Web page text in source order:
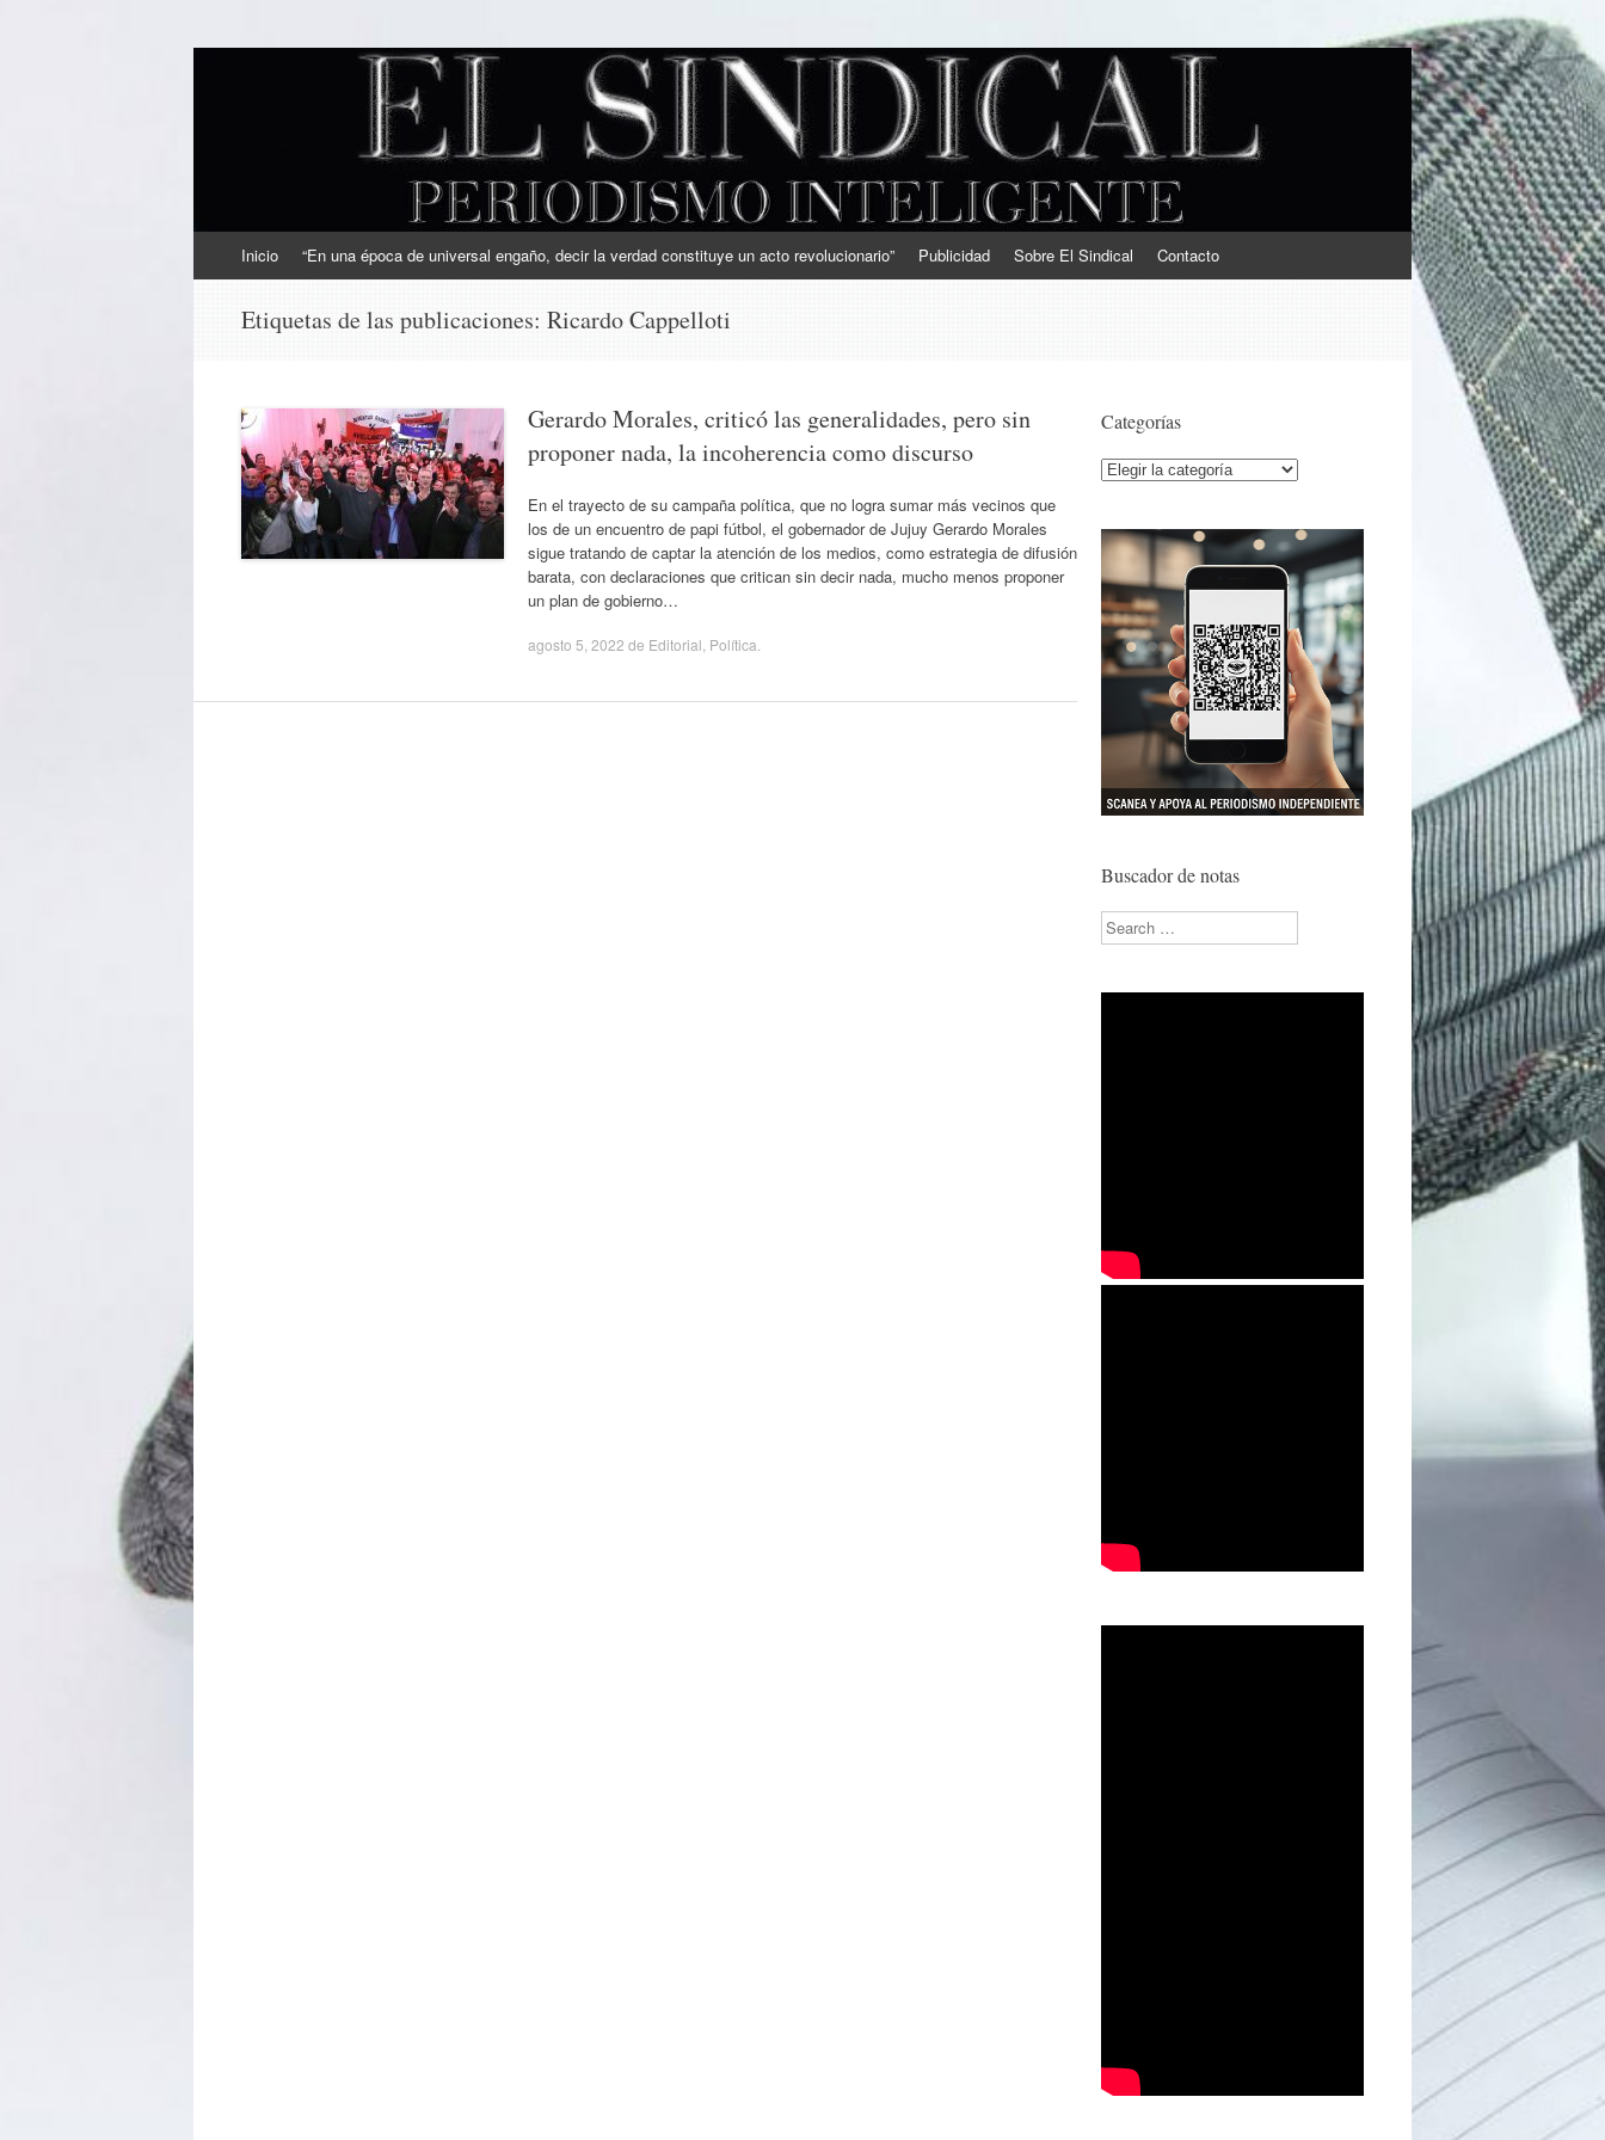
EL SINDICAL
Periodismo Inteligente
al
Inicio “En una época de universal engaño, decir la verdad constituye un acto revolucionario” Publicidad Sobre El Sindical Contacto
Etiquetas de las publicaciones: Ricardo Cappelloti
Gerardo Morales, criticó las generalidades, pero sin
proponer nada, la incoherencia como discurso
En el trayecto de su campaña política, que no logra sumar más vecinos que
los de un encuentro de papi fútbol, el gobernador de Jujuy Gerardo Morales
sigue tratando de captar la atención de los medios, como estrategia de difusión
barata, con declaraciones que critican sin decir nada, mucho menos proponer
un plan de gobierno…
agosto 5, 2022 de Editorial Política
Categorías
Categorías
Buscador de notas
Search